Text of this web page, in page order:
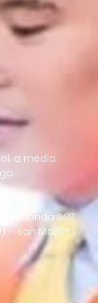
a media
Redonda SCT
– San Martin